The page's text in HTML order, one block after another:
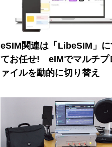
eSIM関連は「LibeSIM」
てお任せ! eIMでマルチプ
ァイルを動的に切り替え